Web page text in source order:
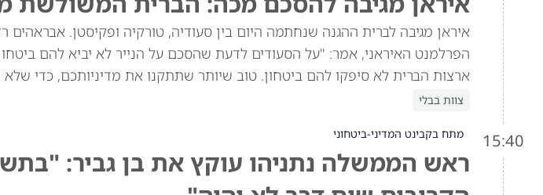
איראן מגיבה לברית ההגנה שנחתמה היום בין סעודיה, טורקיה ופקיסטן. אבראהים
הפרלמנט האיראני, אמר: "על הסעודים לדעת שהסכם על הנייר לא יביא להם
ארצות הברית לא סיפקו להם ביטחון. טוב שיותר שתתקנו את מדיניותכם, כדי
צוות בבלי
15:40 מתח בקבינט המדיני-ביטחוני
ראש הממשלה נתניהו עוקץ את בן גביר: